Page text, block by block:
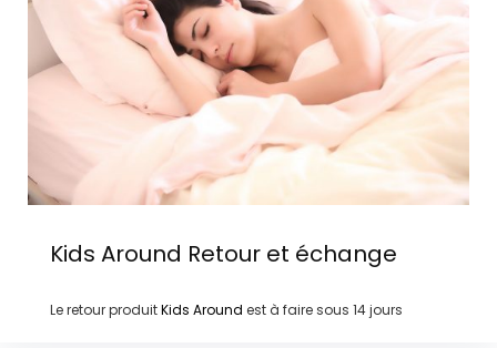
Kids Around Retour et échange
Le retour produitKids Around est à faire sous 14 jours